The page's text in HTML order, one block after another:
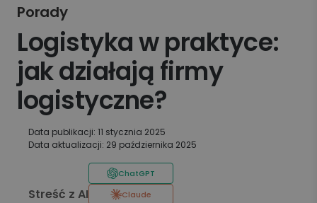
Porady
Logistyka w praktyce:
jak działają firmy
logistyczne?
Data publikacji: 11 stycznia 2025
Data aktualizacji: 29 października 2025
Streść z AI
ChatGPT
Claude